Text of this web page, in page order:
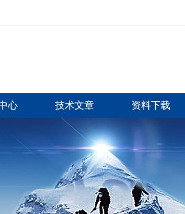
心 技术文章 资料下载